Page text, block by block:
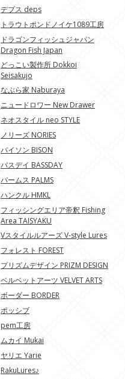
デプス deps
トラウトポンドノイケ1089工房
ドラゴンフィッシュジャパン
Dragon Fish Japan
どっこい製作所 Dokkoi
Seisakujo
なぶら家 Naburaya
ニュードロワー New Drawer
ネオスタイル neo STYLE
ノリーズ NORIES
バイソン BISON
バスデイ BASSDAY
パームス PALMS
ハンクル HMKL
フィッシングエリア帝釈 Fishing
Area TAISYAKU
Vスタイルルアーズ V-style Lures
フォレスト FOREST
プリズムデザイン PRIZM DESIGN
ベルベットアーツ VELVET ARTS
ボーダー BORDER
ポッシブ
pem工房
ムカイ Mukai
ヤリエ Yarie
RakuLures♪